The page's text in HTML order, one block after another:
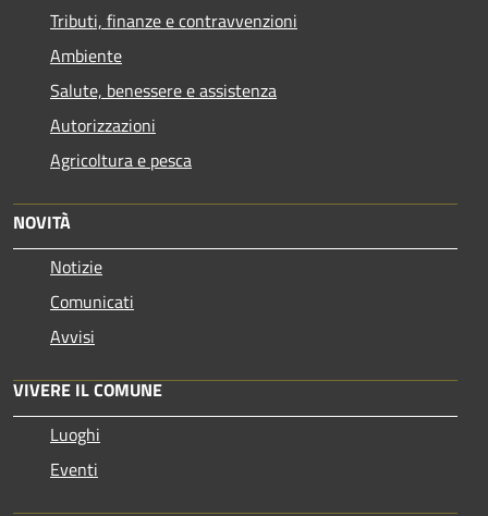
Tributi, finanze e contravvenzioni
Ambiente
Salute, benessere e assistenza
Autorizzazioni
Agricoltura e pesca
NOVITÀ
Notizie
Comunicati
Avvisi
VIVERE IL COMUNE
Luoghi
Eventi